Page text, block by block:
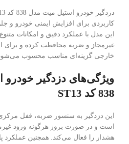
کاربردی برای افزایش ایمنی خودرو و
این مدل با عملکرد دقیق و امکانات
غیرمجاز و ضربه محافظت کرده و برای
خارجی گزینه‌ای مناسب محسوب
ویژگی‌های دزدگیر
838 کد ST13
این دزدگیر به سنسور ضربه، قفل
است و در صورت بروز هرگونه ورود
هشدار را فعال می‌کند. همچنین عملکرد